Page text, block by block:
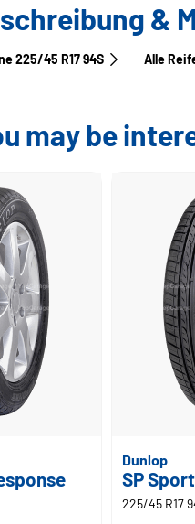
&
225/45 R17 94S Alle
may be
Dunlop
SP
225/45 R17